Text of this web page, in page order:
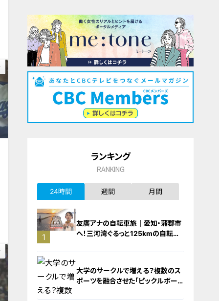
ランキング
RANKING
24時間 週間 月間
1
友廣アナの自転車旅｜愛知・蒲郡市
へ！三河湾ぐるっと125kmの自転車
大学のサークルで増える？複数のス
ポーツを融合させた「ピックルボー